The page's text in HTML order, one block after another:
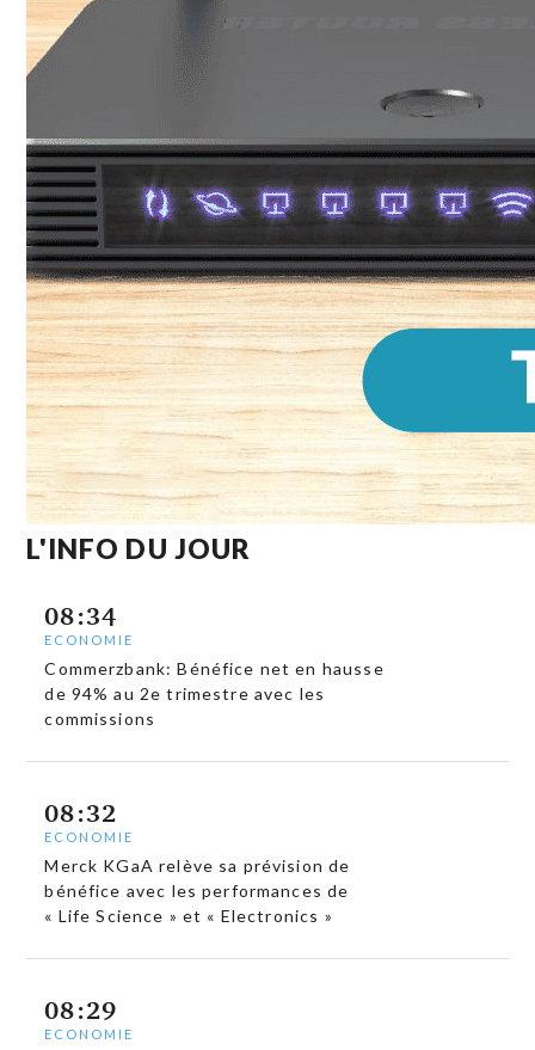
L'INFO DU JOUR
08:34
ECONOMIE
Commerzbank: Bénéfice net en hausse
de 94% au 2e trimestre avec les
commissions
08:32
ECONOMIE
Merck KGaA relève sa prévision de
bénéfice avec les performances de
« Life Science » et « Electronics »
08:29
ECONOMIE